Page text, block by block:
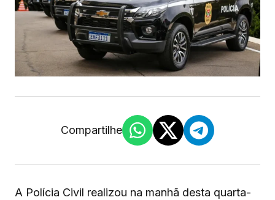
Compartilhe
A Polícia Civil realizou na manhã desta quarta-